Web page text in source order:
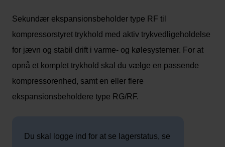
Sekundær ekspansionsbeholder type RF til
kompressorstyret trykhold med aktiv trykvedligeholdelse
for jævn og stabil drift i varme- og kølesystemer. For at
opnå et komplet trykhold skal du vælge en passende
kompressorenhed, samt en eller flere
ekspansionsbeholdere type RG/RF.
Du skal logge ind for at se lagerstatus, se